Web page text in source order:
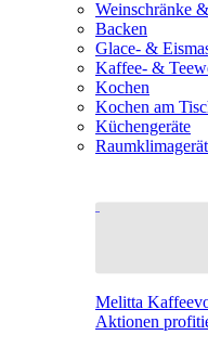
Weinschränke
Backen
Glace- &
Kaffee- &
Kochen
Kochen am
Küchengeräte
Melitta
Aktionen